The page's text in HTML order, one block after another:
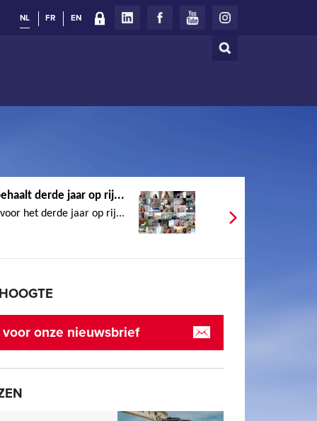
Zoeken
NL FR EN
derde jaar op rij...
het derde jaar op rij...
onze nieuwsbrief